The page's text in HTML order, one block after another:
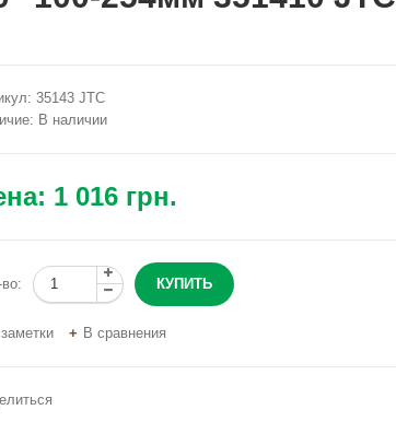
35143 JTC
В наличии
1 016 грн.
В сравнения